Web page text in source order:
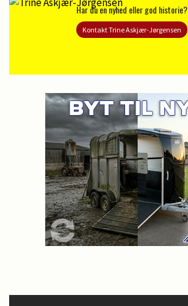
Har du en nyhed eller god historie?
Kontakt Trine Askjær-Jørgensen